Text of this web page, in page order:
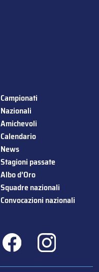
Campionati
Nazionali
Amichevoli
Calendario
News
Stagioni passate
Albo d’Oro
Squadre nazionali
Convocazioni nazionali